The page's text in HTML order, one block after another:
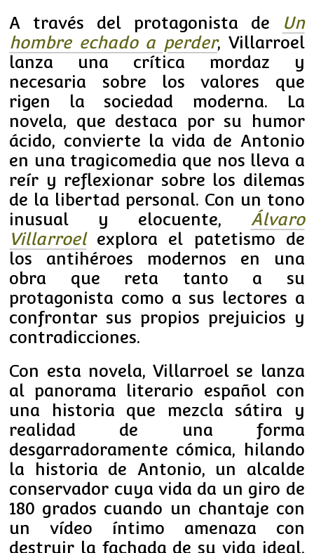
A través del protagonista de
Un
hombre echado a perder, Villarroel
lanza una crítica mordaz y
necesaria sobre los valores que
rigen la sociedad moderna. La
novela, que destaca por su humor
ácido, convierte la vida de Antonio
en una tragicomedia que nos lleva a
reír y reflexionar sobre los dilemas
de la libertad personal. Con un tono
inusual y elocuente, Álvaro
Villarroelexplora el patetismo de
los antihéroes modernos en una
obra que reta tanto a su
protagonista como a sus lectores a
confrontar sus propios prejuicios y
contradicciones.
Con esta novela, Villarroel se lanza
al panorama literario español con
una historia que mezcla sátira y
realidad de una forma
desgarradoramente cómica, hilando
la historia de Antonio, un alcalde
conservador cuya vida da un giro de
180 grados cuando un chantaje con
un vídeo íntimo amenaza con
destruir la fachada de su vida ideal.